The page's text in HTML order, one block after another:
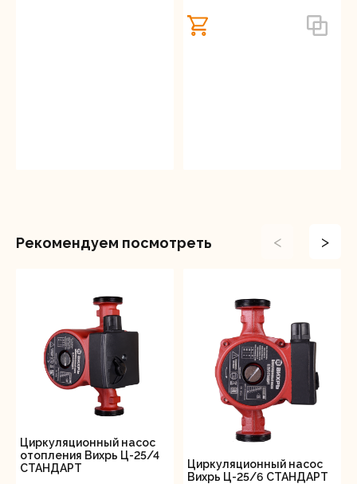
Рекомендуем посмотреть < >
Циркуляционный насос
отопления Вихрь Ц-25/4
СТАНДАРТ
Циркуляционный насос
Вихрь Ц-25/6 СТАНДАРТ